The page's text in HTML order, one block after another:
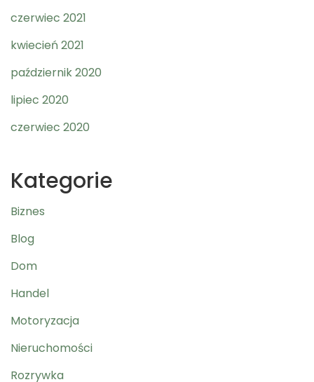
czerwiec 2021
kwiecień 2021
październik 2020
lipiec 2020
czerwiec 2020
Kategorie
Biznes
Blog
Dom
Handel
Motoryzacja
Nieruchomości
Rozrywka